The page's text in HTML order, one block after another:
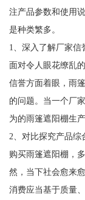
注产品参数和使用
是种类繁多。
1、深入了解厂家信
面对令人眼花缭乱
信誉方面着眼，雨
的问题。当一个厂
为的雨篷遮阳棚生
2、对比探究产品综
购买雨篷遮阳棚，
然，当下社会愈来
消费应当基于质量